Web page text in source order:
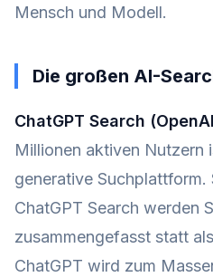
Mensch und Modell.
Die großen AI-
ChatGPT Search
Millionen aktiven Nutzern
generative Suchplattform.
ChatGPT Search werden
zusammengefasst statt
ChatGPT wird zum